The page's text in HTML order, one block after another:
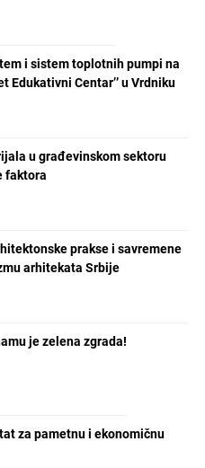
i sistem toplotnih pumpi na
Edukativni Centar’’ u Vrdniku
u građevinskom sektoru
faktora
prakse i savremene
arhitekata Srbije
je zelena zgrada!
za pametnu i ekonomičnu